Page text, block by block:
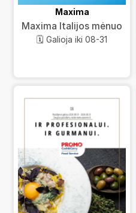
Maxima
Maxima Italijos mėnuo
🗓️ Galioja iki 08-31